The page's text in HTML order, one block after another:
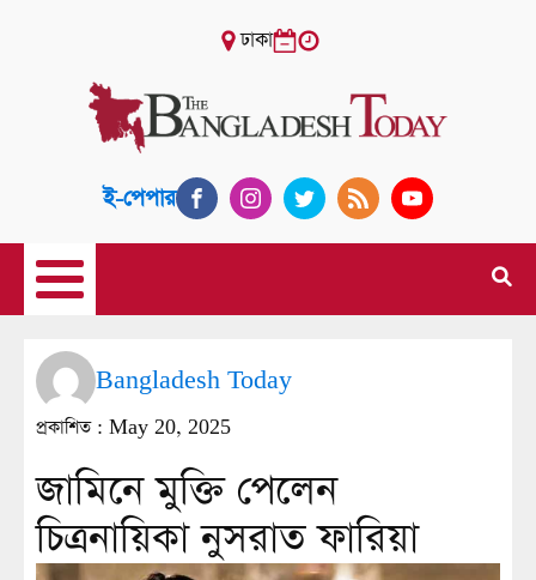
ঢাকা
ই-পেপার
Bangladesh Today
প্রকাশিত : May 20, 2025
জামিনে মুক্তি পেলেন
চিত্রনায়িকা নুসরাত ফারিয়া